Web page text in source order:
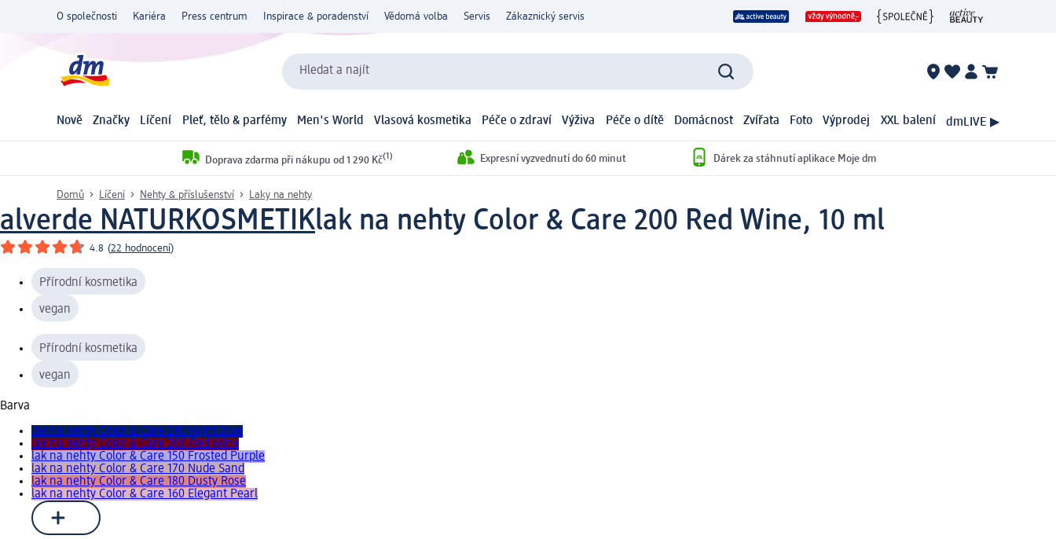
O společnosti Kariéra Press centrum Inspirace & poradenství Vědomá volba Servis Zákaznický servis
Hledat a najít
Nově Značky Líčení Pleť, tělo & parfémy Men's World Vlasová kosmetika Péče o zdraví Výživa Péče o dítě Domácnost Zvířata Foto Výprodej XXL balení dmLIVE ▶
Doprava zdarma při nákupu od 1 290 Kč(1) Expresní vyzvednutí do 60 minut Dárek za stáhnutí aplikace Moje dm
Domů Líčení Nehty & příslušenství Laky na nehty
alverde NATURKOSMETIKlak na nehty Color & Care 200 Red Wine, 10 ml
4.8 (22 hodnocení)
Přírodní kosmetika
vegan
Přírodní kosmetika
vegan
Barva
lak na nehty Color & Care 210 Night Blue
lak na nehty Color & Care 200 Red Wine
lak na nehty Color & Care 150 Frosted Purple
lak na nehty Color & Care 170 Nude Sand
lak na nehty Color & Care 180 Dusty Rose
lak na nehty Color & Care 160 Elegant Pearl